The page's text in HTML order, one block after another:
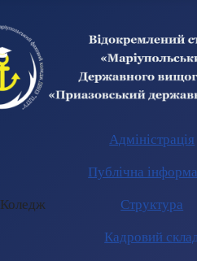
Коледж
Адміністрація
Публічна
Структура
Кадровий